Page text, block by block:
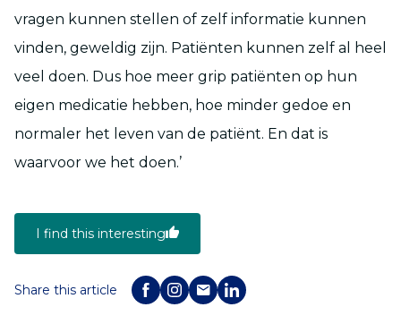
vragen kunnen stellen of zelf informatie kunnen
vinden, geweldig zijn. Patiënten kunnen zelf al heel
veel doen. Dus hoe meer grip patiënten op hun
eigen medicatie hebben, hoe minder gedoe en
normaler het leven van de patiënt. En dat is
waarvoor we het doen.’
I find this interesting
Share this article